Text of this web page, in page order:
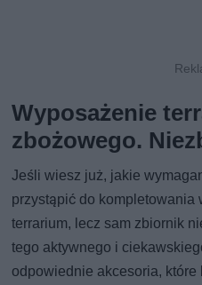
Wyposażenie
zbożowego.
Jeśli wiesz już, jakie
przystąpić do
terrarium, lecz sam zbiornik
tego aktywnego i
odpowiednie akcesoria,